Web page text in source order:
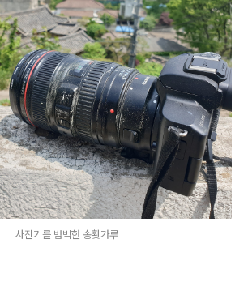
사진기를 범벅한 송홧가루